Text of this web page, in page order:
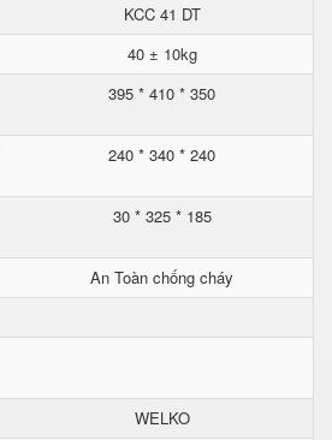
KCC 41 DT
40 ± 10kg
395 * 410 * 350
240 * 340 * 240
30 * 325 * 185
An Toàn chống cháy
WELKO